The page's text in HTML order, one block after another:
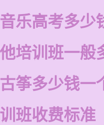
乐高考多少
培训班一般
筝多少钱一
班收费标准